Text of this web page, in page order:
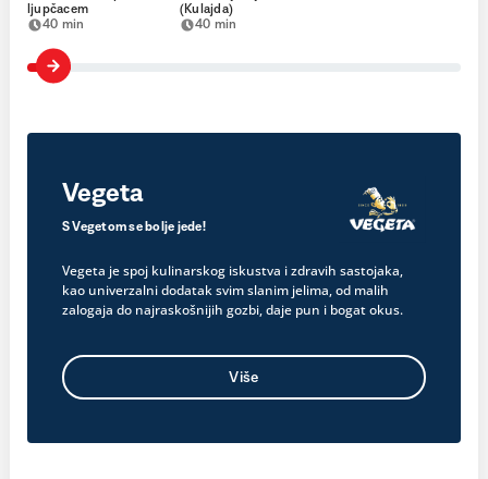
ljupčacem
40 min
(Kulajda)
40 min
Vegeta
S Vegetom se bolje jede!
Vegeta je spoj kulinarskog iskustva i zdravih sastojaka,
kao univerzalni dodatak svim slanim jelima, od malih
zalogaja do najraskošnijih gozbi, daje pun i bogat okus.
Više